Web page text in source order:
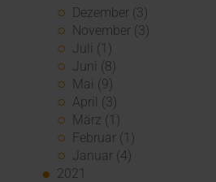
Dezember (3)
November (3)
Juli (1)
Juni (8)
Mai (9)
April (3)
März (1)
Februar (1)
Januar (4)
2021